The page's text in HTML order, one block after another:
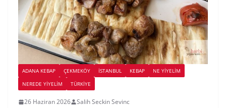
ADANA KEBAP ÇEKMEKÖY İSTANBUL KEBAP
NE YİYELİM
NEREDE YİYELİM
TÜRKIYE
26 Haziran 2026 Salih Seckin Sevinc